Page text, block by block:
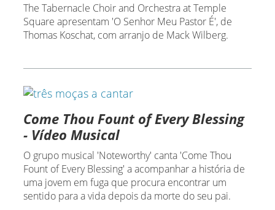
The Tabernacle Choir and Orchestra at Temple
Square apresentam 'O Senhor Meu Pastor É', de
Thomas Koschat, com arranjo de Mack Wilberg.
Come Thou Fount of Every Blessing
- Vídeo Musical
O grupo musical 'Noteworthy' canta 'Come Thou
Fount of Every Blessing' a acompanhar a história de
uma jovem em fuga que procura encontrar um
sentido para a vida depois da morte do seu pai.